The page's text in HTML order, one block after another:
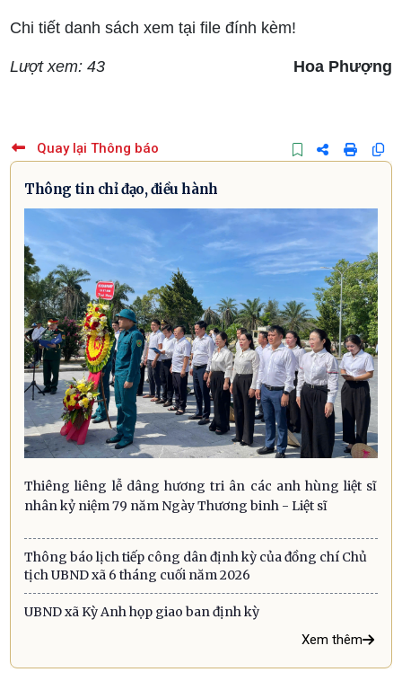
Chi tiết danh sách xem tại file đính kèm!
Lượt xem: 43 Hoa Phượng
Quay lại Thông báo
Thông tin chỉ đạo, điều hành
Thiêng liêng lễ dâng hương tri ân các anh hùng liệt sĩ
nhân kỷ niệm 79 năm Ngày Thương binh - Liệt sĩ
Thông báo lịch tiếp công dân định kỳ của đồng chí Chủ
tịch UBND xã 6 tháng cuối năm 2026
UBND xã Kỳ Anh họp giao ban định kỳ
Xem thêm